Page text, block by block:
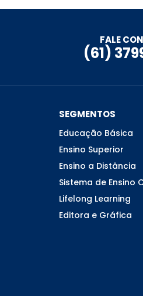
FALE
(61)
SEGMENTOS
Educação Básica
Ensino Superior
Ensino a Distância
Sistema de Ensino
Lifelong Learning
Editora e Gráfica